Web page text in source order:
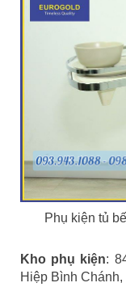
Phụ kiện tủ
Kho phụ kiện:
Hiệp Bình